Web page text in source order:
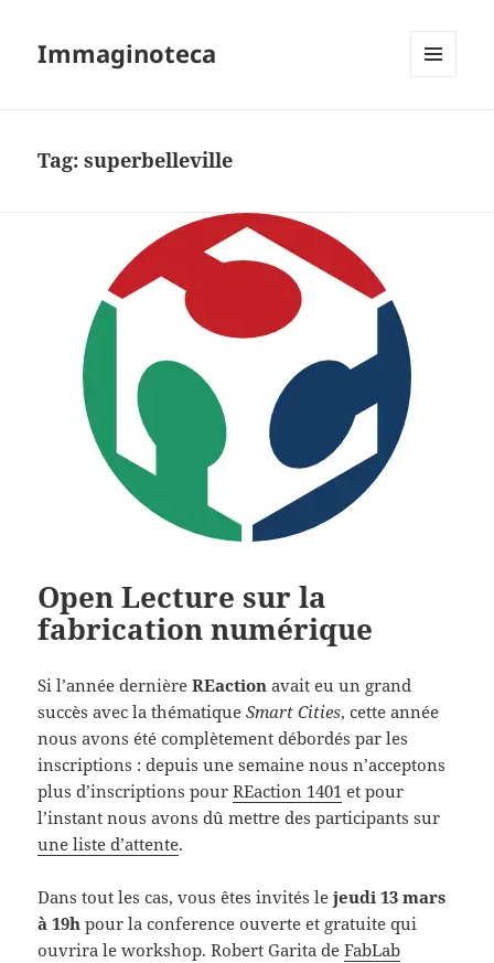
Immaginoteca
Tag:superbelleville
Open Lecture sur la
fabrication numérique
Si l’année dernièreREaction avait eu un grand
succès avec la thématiqueSmart Cities, cette année
nous avons été complètement débordés par les
inscriptions : depuis une semaine nous n’acceptons
plus d’inscriptions pourREaction 1401 et pour
l’instant nous avons dû mettre des participants sur
une liste d’attente.
Dans tout les cas, vous êtes invités lejeudi 13 mars
à 19h pour la conference ouverte et gratuite qui
ouvrira le workshop. Robert Garita deFabLab